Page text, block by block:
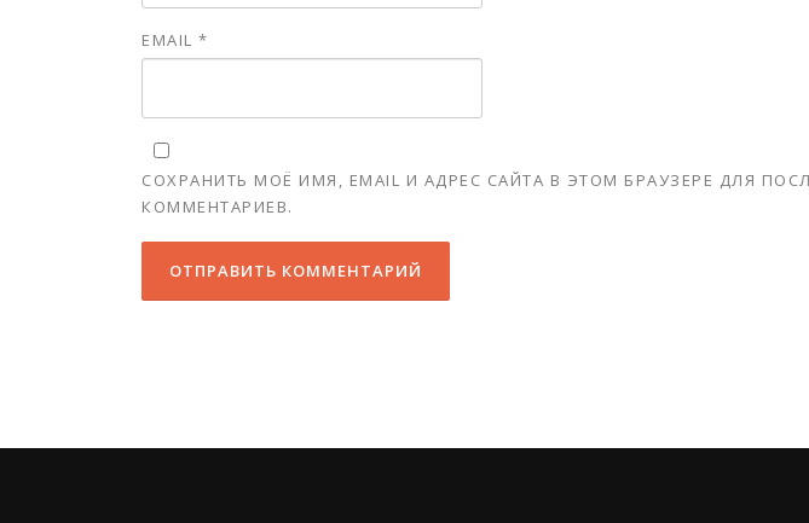
EMAIL *
СОХРАНИТЬ МОЁ ИМЯ, EMAIL И АДРЕС САЙТА В ЭТОМ БРАУЗЕРЕ ДЛЯ
КОММЕНТАРИЕВ.